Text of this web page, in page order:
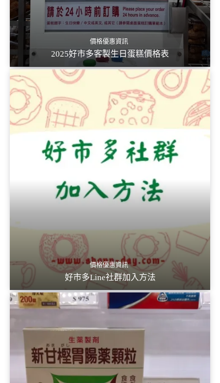
價格優惠資訊
2025好市多客製生日蛋糕價格表
價格優惠資訊
好市多Line社群加入方法